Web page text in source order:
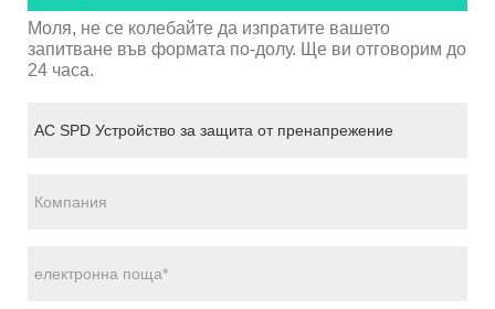
Моля, не се колебайте да изпратите вашето
запитване във формата по-долу. Ще ви отговорим до
24 часа.